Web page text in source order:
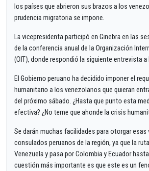
los países que abrieron sus brazos a los
prudencia migratoria se impone.
La vicepresidenta participó en Ginebra en las
de la conferencia anual de la Organización
(OIT), donde respondió la siguiente entrevista a
El Gobierno peruano ha decidido imponer el
humanitario a los venezolanos que quieran
del próximo sábado. ¿Hasta que punto esta
efectiva? ¿No teme que ahonde la crisis
Se darán muchas facilidades para otorgar esas
consulados peruanos de la región, ya que la
Venezuela y pasa por Colombia y Ecuador
cuestión más importante es que este es un